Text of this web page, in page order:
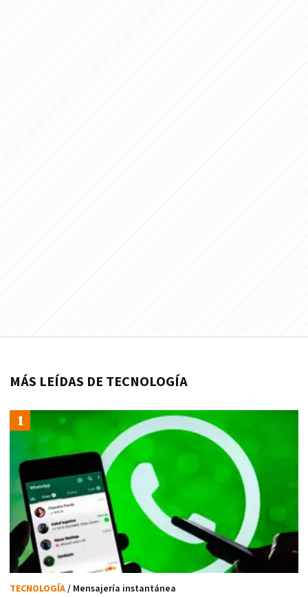
MÁS LEÍDAS DE TECNOLOGÍA
TECNOLOGÍA/ Mensajería instantánea